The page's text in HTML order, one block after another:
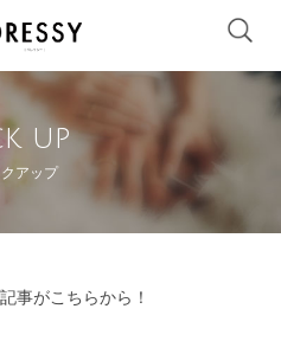
up
アップ
事がこちらから！